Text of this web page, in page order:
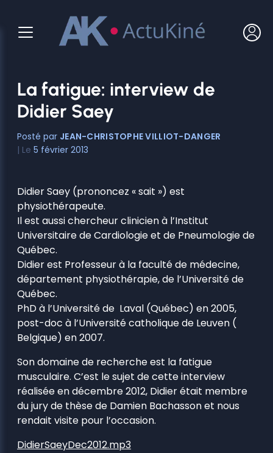
contenu
La fatigue: interview de
Didier Saey
JEAN-CHRISTOPHE VILLIOT-DANGER
5 février 2013
Didier Saey (prononcez « sait ») est
physiothérapeute.
Il est aussi chercheur clinicien à l’Institut
Universitaire de Cardiologie et de Pneumologie de
Québec.
Didier est Professeur à la faculté de médecine,
département physiothérapie, de l’Université de
Québec.
PhD à l’Université de Laval (Québec) en 2005,
post-doc à l’Université catholique de Leuven (
Belgique) en 2007.
Son domaine de recherche est la fatigue
musculaire. C’est le sujet de cette interview
réalisée en décembre 2012, Didier était membre
du jury de thèse de Damien Bachasson et nous
rendait visite pour l’occasion.
DidierSaeyDec2012.mp3